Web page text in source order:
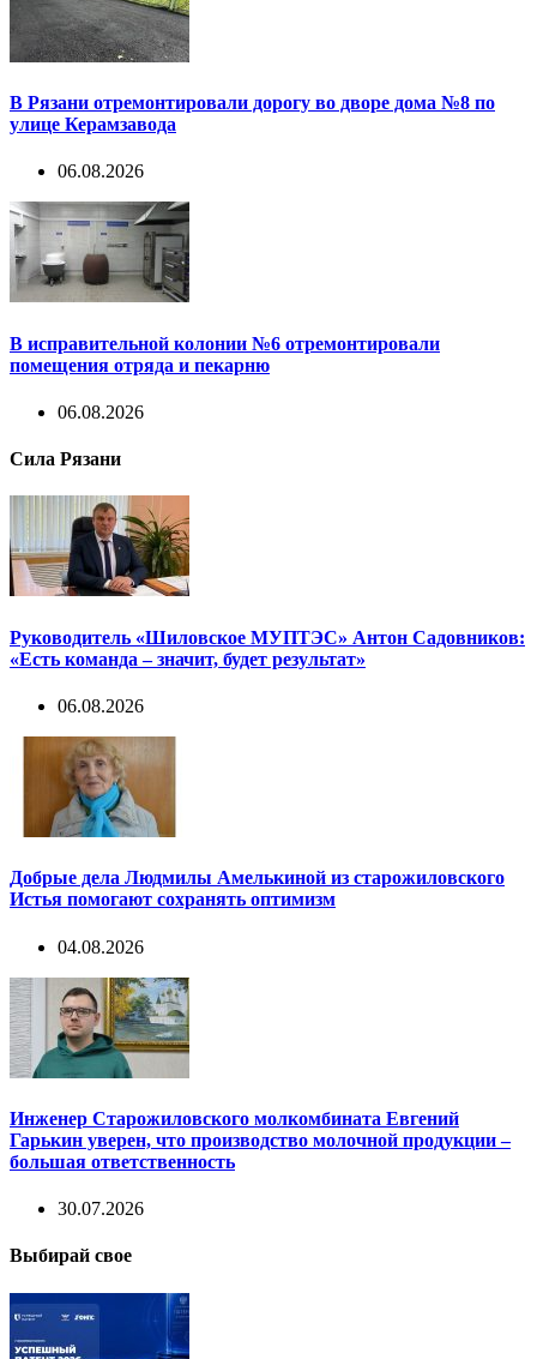
В Рязани отремонтировали дорогу во дворе дома №8 по
улице Керамзавода
06.08.2026
В исправительной колонии №6 отремонтировали
помещения отряда и пекарню
06.08.2026
Сила Рязани
Руководитель «Шиловское МУПТЭС» Антон Садовников:
«Есть команда – значит, будет результат»
06.08.2026
Добрые дела Людмилы Амелькиной из старожиловского
Истья помогают сохранять оптимизм
04.08.2026
Инженер Старожиловского молкомбината Евгений
Гарькин уверен, что производство молочной продукции –
большая ответственность
30.07.2026
Выбирай свое